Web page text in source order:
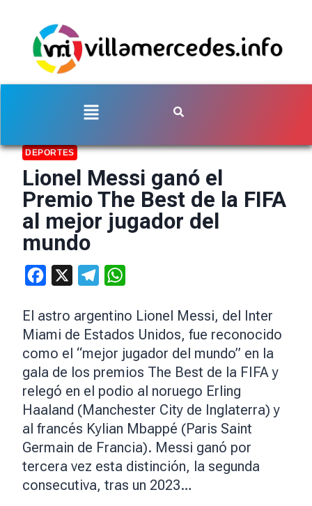
DEPORTES
Lionel Messi ganó el
Premio The Best de la FIFA
al mejor jugador del
mundo
Facebook Telegram
El astro argentino Lionel Messi, del Inter
Miami de Estados Unidos, fue reconocido
como el “mejor jugador del mundo” en la
gala de los premios The Best de la FIFA y
relegó en el podio al noruego Erling
Haaland (Manchester City de Inglaterra) y
al francés Kylian Mbappé (Paris Saint
Germain de Francia). Messi ganó por
tercera vez esta distinción, la segunda
consecutiva, tras un 2023…